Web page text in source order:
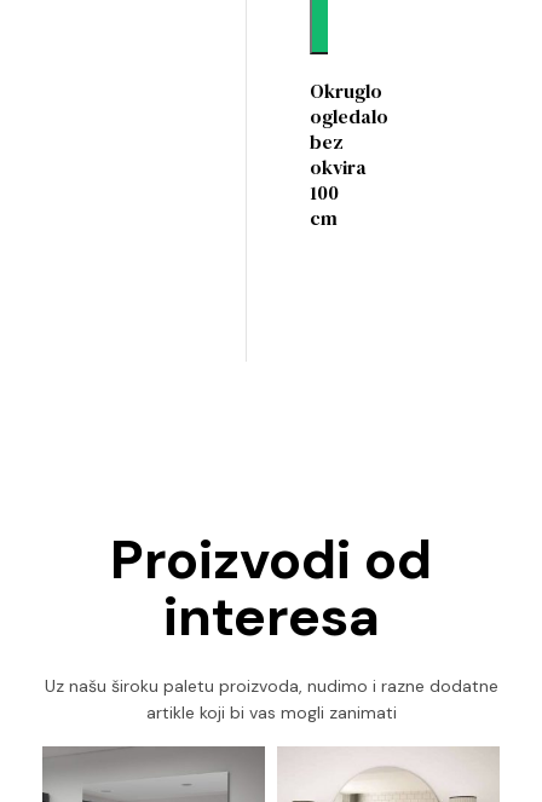
Okruglo
ogledalo
bez
okvira
100
cm
Proizvodi od
interesa
Uz našu široku paletu proizvoda, nudimo i razne dodatne
artikle koji bi vas mogli zanimati